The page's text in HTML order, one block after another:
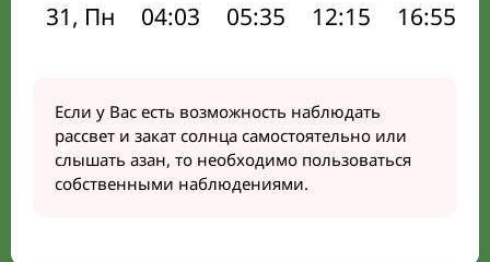
31, Пн
04:03 05:35 12:15 16:55
Если у Вас есть возможность наблюдать
рассвет и закат солнца самостоятельно или
слышать азан, то необходимо пользоваться
собственными наблюдениями.